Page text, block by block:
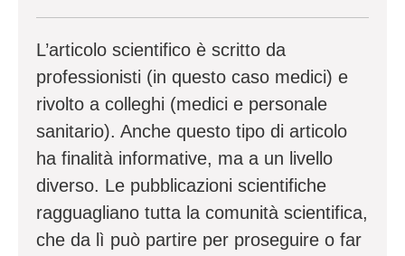
L’articolo scientifico è scritto da
professionisti (in questo caso medici) e
rivolto a colleghi (medici e personale
sanitario). Anche questo tipo di articolo
ha finalità informative, ma a un livello
diverso. Le pubblicazioni scientifiche
ragguagliano tutta la comunità scientifica,
che da lì può partire per proseguire o far